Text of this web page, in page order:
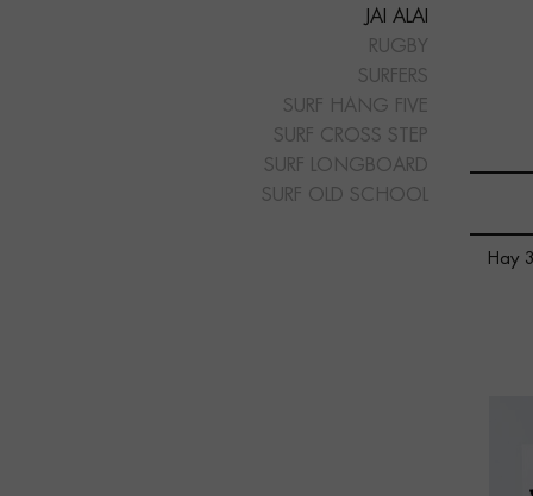
JAI ALAI
RUGBY
SURFERS
SURF HANG FIVE
SURF CROSS STEP
SURF LONGBOARD
SURF OLD SCHOOL
Hay